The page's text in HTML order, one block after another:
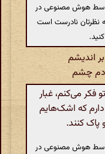
هوش مصنوعی در
نظرتان نادرست است
اندیشم
چشم
می‌کنم، غبار
دارم که اشک‌هایم
پاک کنند.
هوش مصنوعی در